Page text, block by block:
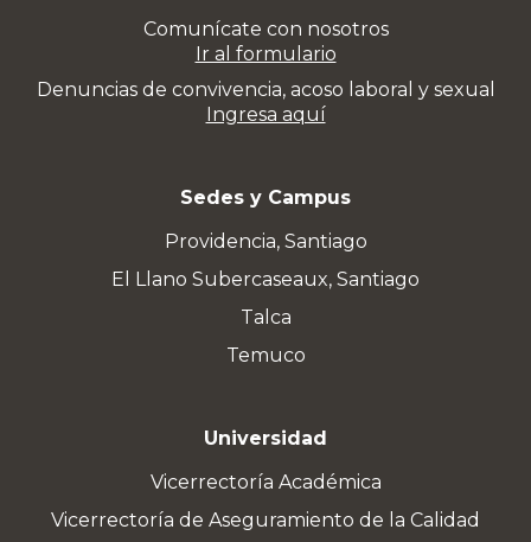
Comunícate con nosotros
Ir al formulario
Denuncias de convivencia, acoso laboral y sexual
Ingresa aquí
Sedes y Campus
Providencia, Santiago
El Llano Subercaseaux, Santiago
Talca
Temuco
Universidad
Vicerrectoría Académica
Vicerrectoría de Aseguramiento de la Calidad